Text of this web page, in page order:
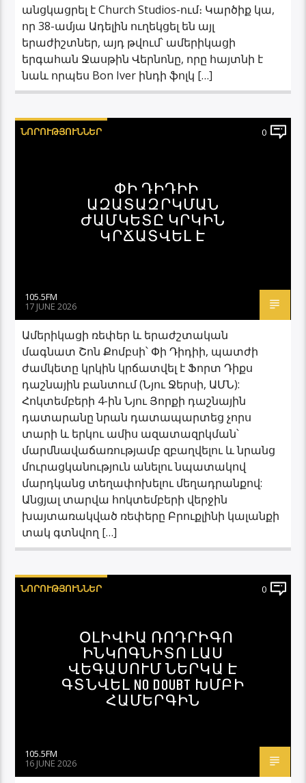
անցկացրել է Church Studios-ում։ Կարծիք կա,
որ 38-ամյա Ադելին ուղեկցել են այլ
երաժիշտներ, այդ թվում՝ ամերիկացի
երգահան Ջասթին Վերնոնը, որը հայտնի է
նաև որպես Bon Iver ինդի ֆոլկ […]
ՆՈՐՈՒԹՅՈՒՆՆԵՐ 0
ՓԻ ԴԻԴԻԻ
ԱԶԱՏԱԶՐԿՄԱՆ
ԺԱՄԿԵՏԸ ԿՐԿԻՆ
ԿՐՃԱՏՎԵԼ Է
105.5FM
17 JUNE 2026
Ամերիկացի ռեփեր և երաժշտական ​​
մագնատ Շոն Քոմբսի՝ Փի Դիդիի, պատժի
ժամկետը կրկին կրճատվել է Ֆորտ Դիքս
դաշնային բանտում (Նյու Ջերսի, ԱՄՆ):
Հոկտեմբերի 4-ին Նյու Յորքի դաշնային
դատարանը նրան դատապարտեց չորս
տարի և երկու ամիս ազատազրկման՝
մարմնավաճառությամբ զբաղվելու և նրանց
մուրացկանություն անելու նպատակով
մարդկանց տեղափոխելու մեղադրանքով:
Անցյալ տարվա հոկտեմբերի վերջին
խայտառակված ռեփերը Բրուքլինի կալանքի
տակ գտնվող […]
ՆՈՐՈՒԹՅՈՒՆՆԵՐ 0
ՕԼԻՎԻԱ ՌՈԴՐԻԳՈ
ԻՆԿՈԳՆԻՏՈ ԼԱՍ
ՎԵԳԱՍՈՒՄ ՆԵՐԿԱ Է
ԳՏՆՎԵԼ NO DOUBT ԽՄԲԻ
ՀԱՄԵՐԳԻՆ
105.5FM
16 JUNE 2026